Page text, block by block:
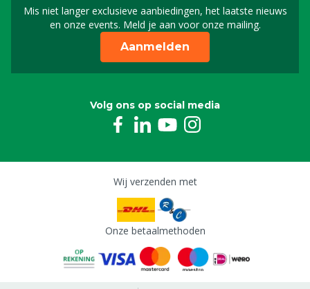
Mis niet langer exclusieve aanbiedingen, het laatste nieuws
en onze events. Meld je aan voor onze mailing.
Schrijf je in voor onze
Aanmelden
Volg ons op social media
Wij verzenden met
Onze betaalmethoden